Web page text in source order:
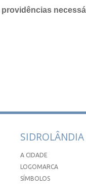
providências
SIDROLÂNDIA
A CIDADE
LOGOMARCA
SÍMBOLOS